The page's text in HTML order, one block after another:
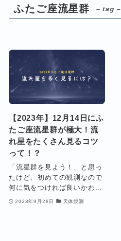
ふたご座流星群 – tag –
【2023年】12月14日にふ
たご座流星群が極大！流
れ星をたくさん見るコツ
って！？
「流星群を見よう！」と思っ
たけど、初めての観測なので
何に気をつければ良いかわ...
2023年9月28日 天体観測